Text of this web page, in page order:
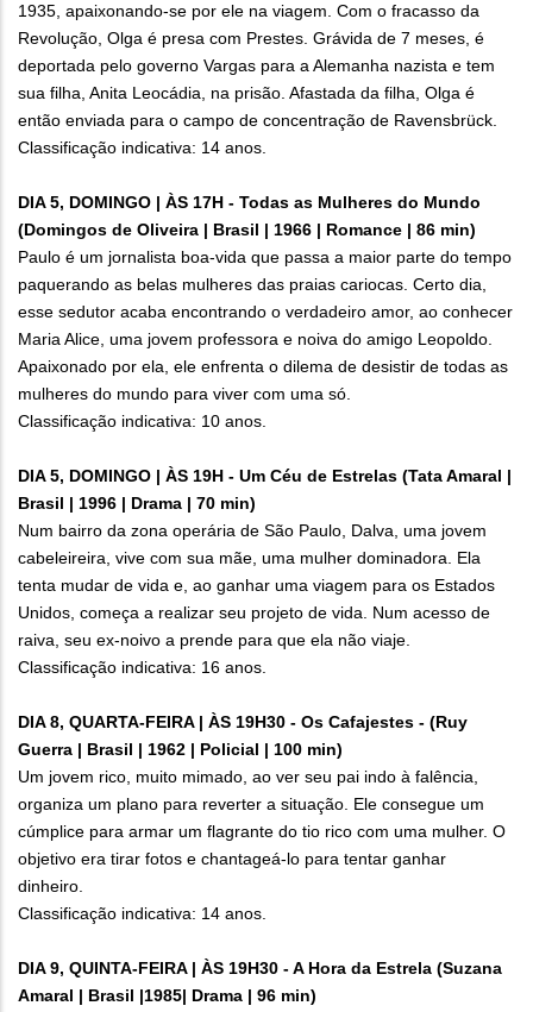
1935, apaixonando-se por ele na viagem. Com o fracasso da
Revolução, Olga é presa com Prestes. Grávida de 7 meses, é
deportada pelo governo Vargas para a Alemanha nazista e tem
sua filha, Anita Leocádia, na prisão. Afastada da filha, Olga é
então enviada para o campo de concentração de Ravensbrück.
Classificação indicativa: 14 anos.
DIA 5, DOMINGO | ÀS 17H - Todas as Mulheres do Mundo
(Domingos de Oliveira | Brasil | 1966 | Romance | 86 min)
Paulo é um jornalista boa-vida que passa a maior parte do tempo
paquerando as belas mulheres das praias cariocas. Certo dia,
esse sedutor acaba encontrando o verdadeiro amor, ao conhecer
Maria Alice, uma jovem professora e noiva do amigo Leopoldo.
Apaixonado por ela, ele enfrenta o dilema de desistir de todas as
mulheres do mundo para viver com uma só.
Classificação indicativa: 10 anos.
DIA 5, DOMINGO | ÀS 19H - Um Céu de Estrelas (Tata Amaral |
Brasil | 1996 | Drama | 70 min)
Num bairro da zona operária de São Paulo, Dalva, uma jovem
cabeleireira, vive com sua mãe, uma mulher dominadora. Ela
tenta mudar de vida e, ao ganhar uma viagem para os Estados
Unidos, começa a realizar seu projeto de vida. Num acesso de
raiva, seu ex-noivo a prende para que ela não viaje.
Classificação indicativa: 16 anos.
DIA 8, QUARTA-FEIRA | ÀS 19H30 - Os Cafajestes - (Ruy
Guerra | Brasil | 1962 | Policial | 100 min)
Um jovem rico, muito mimado, ao ver seu pai indo à falência,
organiza um plano para reverter a situação. Ele consegue um
cúmplice para armar um flagrante do tio rico com uma mulher. O
objetivo era tirar fotos e chantageá-lo para tentar ganhar
dinheiro.
Classificação indicativa: 14 anos.
DIA 9, QUINTA-FEIRA | ÀS 19H30 - A Hora da Estrela (Suzana
Amaral | Brasil |1985| Drama | 96 min)